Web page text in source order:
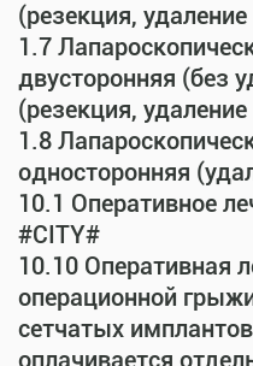
(резекция,
1.7
двусторонняя (без
(резекция,
1.8
односторонняя
10.1 Оперативное
#CITY#
10.10 Оперативная
операционной
сетчатых
оплачивается